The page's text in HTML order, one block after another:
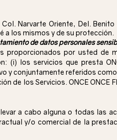
Narvarte Oriente, Del.
a los mismos y de su protección.
de datos personales
proporcionados por usted de
los servicios que presta
y conjuntamente referidos
los Servicios. ONCE ONCE
a cabo alguna o todas las
y/o comercial de la